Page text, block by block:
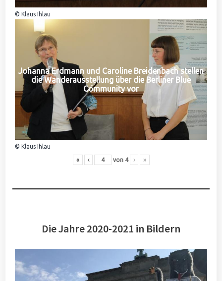
© Klaus Ihlau
Johanna Erdmann und Caroline Breidenbach stellen
die Wanderausstellung über die Berliner Blue
Community vor
© Klaus Ihlau
« ‹ von 4 › »
Die Jahre 2020-2021 in Bildern